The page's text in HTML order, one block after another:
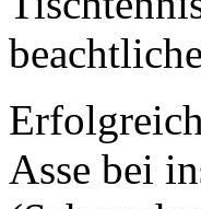
Asse bei